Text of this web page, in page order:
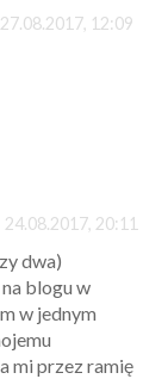
27.08.2017, 12:09
24.08.2017, 20:11
dwa)
blogu w
w jednym
mi przez ramię